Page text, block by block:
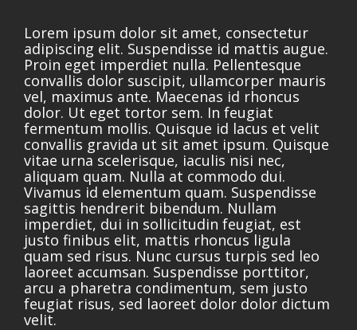
Lorem ipsum dolor sit amet, consectetur
adipiscing elit. Suspendisse id mattis augue.
Proin eget imperdiet nulla. Pellentesque
convallis dolor suscipit, ullamcorper mauris
vel, maximus ante. Maecenas id rhoncus
dolor. Ut eget tortor sem. In feugiat
fermentum mollis. Quisque id lacus et velit
convallis gravida ut sit amet ipsum. Quisque
vitae urna scelerisque, iaculis nisi nec,
aliquam quam. Nulla at commodo dui.
Vivamus id elementum quam. Suspendisse
sagittis hendrerit bibendum. Nullam
imperdiet, dui in sollicitudin feugiat, est
justo finibus elit, mattis rhoncus ligula
quam sed risus. Nunc cursus turpis sed leo
laoreet accumsan. Suspendisse porttitor,
arcu a pharetra condimentum, sem justo
feugiat risus, sed laoreet dolor dolor dictum
velit.